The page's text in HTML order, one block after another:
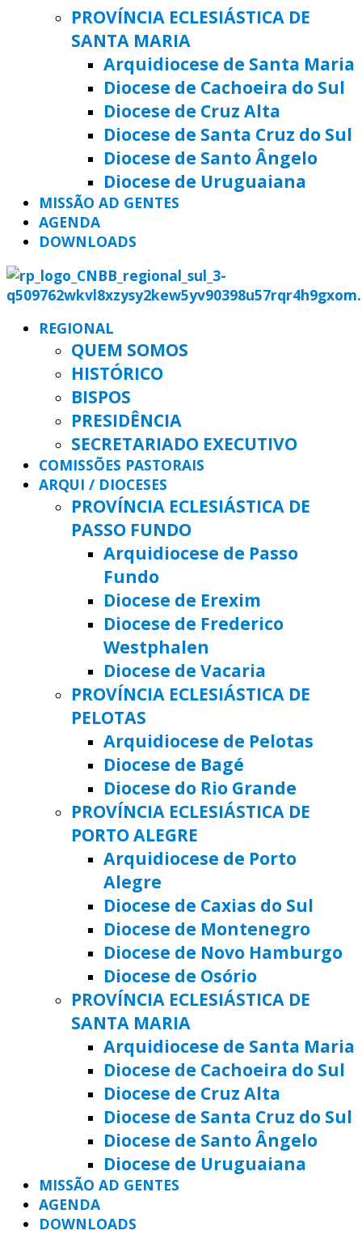
PROVÍNCIA ECLESIÁSTICA DE
SANTA MARIA
Arquidiocese de Santa Maria
Diocese de Cachoeira do Sul
Diocese de Cruz Alta
Diocese de Santa Cruz do Sul
Diocese de Santo Ângelo
Diocese de Uruguaiana
MISSÃO AD GENTES
AGENDA
DOWNLOADS
REGIONAL
QUEM SOMOS
HISTÓRICO
BISPOS
PRESIDÊNCIA
SECRETARIADO EXECUTIVO
COMISSÕES PASTORAIS
ARQUI / DIOCESES
PROVÍNCIA ECLESIÁSTICA DE
PASSO FUNDO
Arquidiocese de Passo
Fundo
Diocese de Erexim
Diocese de Frederico
Westphalen
Diocese de Vacaria
PROVÍNCIA ECLESIÁSTICA DE
PELOTAS
Arquidiocese de Pelotas
Diocese de Bagé
Diocese do Rio Grande
PROVÍNCIA ECLESIÁSTICA DE
PORTO ALEGRE
Arquidiocese de Porto
Alegre
Diocese de Caxias do Sul
Diocese de Montenegro
Diocese de Novo Hamburgo
Diocese de Osório
PROVÍNCIA ECLESIÁSTICA DE
SANTA MARIA
Arquidiocese de Santa Maria
Diocese de Cachoeira do Sul
Diocese de Cruz Alta
Diocese de Santa Cruz do Sul
Diocese de Santo Ângelo
Diocese de Uruguaiana
MISSÃO AD GENTES
AGENDA
DOWNLOADS